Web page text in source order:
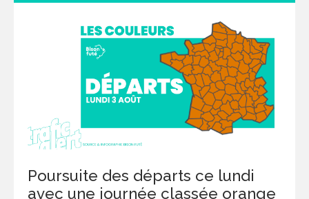
Poursuite des départs ce lundi
avec une journée classée orange